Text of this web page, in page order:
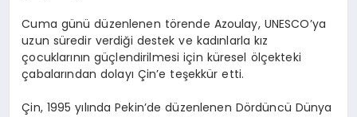
Cuma günü düzenlenen törende Azoulay, UNESCO’ya
uzun süredir verdiği destek ve kadınlarla kız
çocuklarının güçlendirilmesi için küresel ölçekteki
çabalarından dolayı Çin’e teşekkür etti.
Çin, 1995 yılında Pekin’de düzenlenen Dördüncü Dünya